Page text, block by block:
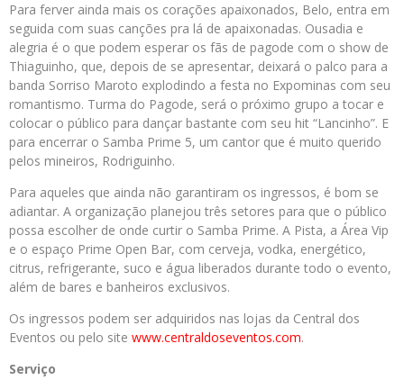
Para ferver ainda mais os corações apaixonados, Belo, entra em
seguida com suas canções pra lá de apaixonadas. Ousadia e
alegria é o que podem esperar os fãs de pagode com o show de
Thiaguinho, que, depois de se apresentar, deixará o palco para a
banda Sorriso Maroto explodindo a festa no Expominas com seu
romantismo. Turma do Pagode, será o próximo grupo a tocar e
colocar o público para dançar bastante com seu hit “Lancinho”. E
para encerrar o Samba Prime 5, um cantor que é muito querido
pelos mineiros, Rodriguinho.
Para aqueles que ainda não garantiram os ingressos, é bom se
adiantar. A organização planejou três setores para que o público
possa escolher de onde curtir o Samba Prime. A Pista, a Área Vip
e o espaço Prime Open Bar, com cerveja, vodka, energético,
citrus, refrigerante, suco e água liberados durante todo o evento,
além de bares e banheiros exclusivos.
Os ingressos podem ser adquiridos nas lojas da Central dos
Eventos ou pelo site www.centraldoseventos.com.
Serviço